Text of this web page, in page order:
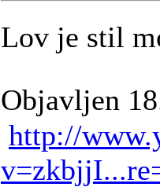
Lov je stil
Objavljen
http://